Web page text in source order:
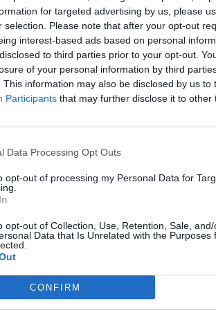
for targeted advertising by us, please
selection. Please note that after your opt-out
interest-based ads based on personal
to third parties prior to your opt-out.
of your personal information by third
This information may also be disclosed by us to
Participants that may further disclose it to other
Data Processing Opt Outs
opt-out of processing my Personal Data for
opt-out of Collection, Use, Retention, Sale,
Data that Is Unrelated with the Purposes
CONFIRM
ΓΙΑ ΕΛΕΓΧΟΥΣ.ΤΟΥΣ ΙΔΙΟΥΣ ΝΑ
kurolektika! Forous forous forous gia
autoi tha mas kanoun kai efodo. San na
kai na xairountai pou tha kanoun tous
bgalei olh thn xronia apo to zeson. Aidia